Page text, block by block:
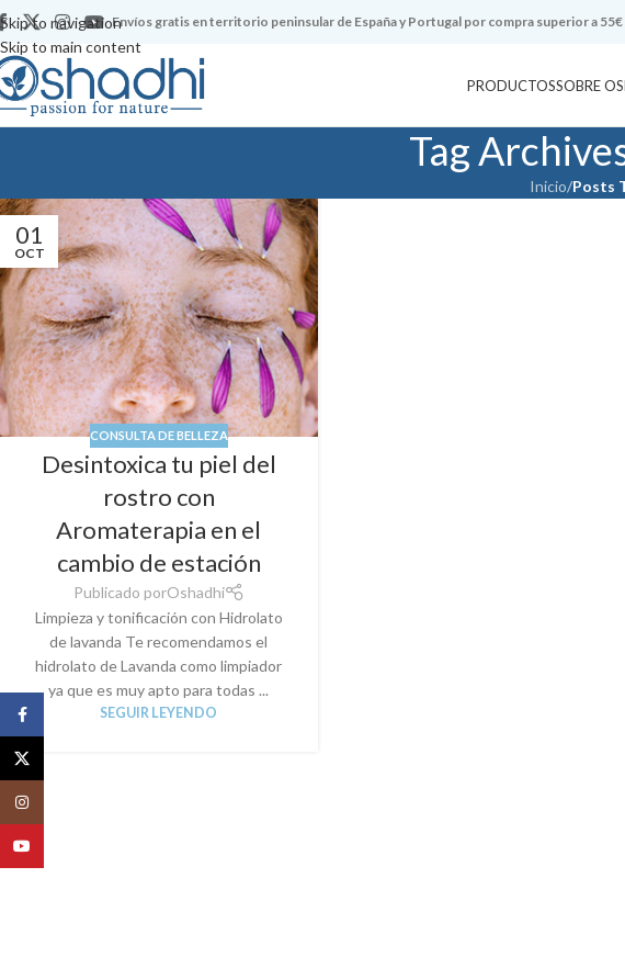
Skip to navigation
Skip to main content
Envíos gratis en territorio peninsular de España y Portugal por compra superior a 55€
PRODUCTOSSOBRE
Tag
Inicio/Posts
01
OCT
CONSULTA DE BELLEZA
Desintoxica tu piel del
rostro con
Aromaterapia en el
cambio de estación
Publicado porOshadhi
Limpieza y tonificación con Hidrolato
de lavanda Te recomendamos el
hidrolato de Lavanda como limpiador
ya que es muy apto para todas ...
SEGUIR LEYENDO
Facebook